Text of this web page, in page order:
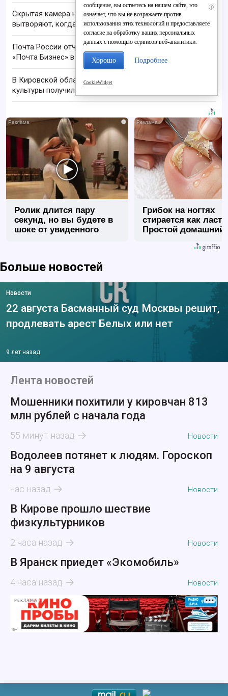
i
Скрытая камера на пляже Крыма: Что люди
вытворяют, когда их не видят...
Почта России отчиталась о работе сервиса
«Почта Бизнес» в 2026 году
В Кировской области 19 работников физической
культуры получили награды
i
Ролик длится пару
секунд, но вы будете в
шоке от увиденного
Грибок на ногтях
стирается как
Простой домашний
Больше новостей
Новости
22 августа Басманный суд Москвы решит,
продлевать арест Белых или нет
9 лет назад
Лента новостей
Мошенники похитили у кировчан 813
млн рублей с начала года
55 минут назад Новости
Водолеев потянет к людям. Гороскоп
на 9 августа
час назад Новости
В Кирове прошло шествие
физкультурников
2 часа назад Новости
В Яранск приедет «Экомобиль»
4 часа назад Новости
РЕКЛАМА
сообщение, вы остаетесь на нашем сайте, это
означает, что вы не возражаете против
использования этих технологий и предоставляете
согласие на обработку ваших персональных
данных с помощью сервисов веб-аналитики.
Хорошо Подробнее
CookieWidget